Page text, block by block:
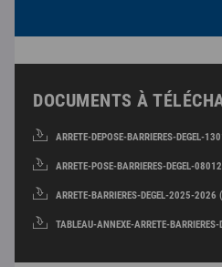
DOCUMENTS À
ARRETE-DEPOSE-BARRIERES-DEGEL-
ARRETE-POSE-BARRIERES-DEGEL-
ARRETE-BARRIERES-DEGEL-2025-
TABLEAU-ANNEXE-ARRETE-